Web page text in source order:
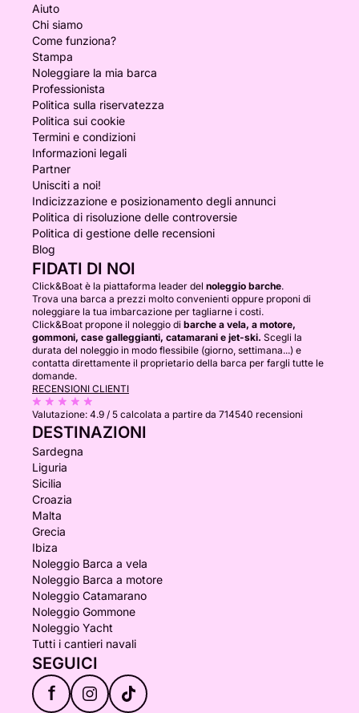
Aiuto
Chi siamo
Come funziona?
Stampa
Noleggiare la mia barca
Professionista
Politica sulla riservatezza
Politica sui cookie
Termini e condizioni
Informazioni legali
Partner
Unisciti a noi!
Indicizzazione e posizionamento degli annunci
Politica di risoluzione delle controversie
Politica di gestione delle recensioni
Blog
FIDATI DI NOI
Click&Boat è la piattaforma leader del noleggio barche.
Trova una barca a prezzi molto convenienti oppure proponi di
noleggiare la tua imbarcazione per tagliarne i costi.
Click&Boat propone il noleggio di barche a vela, a motore,
gommoni, case galleggianti, catamarani e jet-ski. Scegli la
durata del noleggio in modo flessibile (giorno, settimana...) e
contatta direttamente il proprietario della barca per fargli tutte le
domande.
RECENSIONI CLIENTI
Valutazione: 4.9 / 5 calcolata a partire da 714540 recensioni
DESTINAZIONI
Sardegna
Liguria
Sicilia
Croazia
Malta
Grecia
Ibiza
Noleggio Barca a vela
Noleggio Barca a motore
Noleggio Catamarano
Noleggio Gommone
Noleggio Yacht
Tutti i cantieri navali
SEGUICI
f